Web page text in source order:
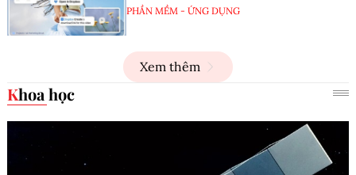
PHẦN MỀM - ỨNG DỤNG
Xem thêm
Khoa học